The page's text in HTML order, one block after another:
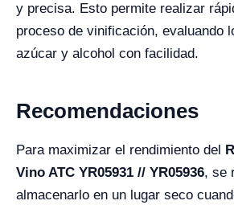
y precisa. Esto permite realizar
proceso de vinificación, evaluando
azúcar y alcohol con facilidad.
Recomendaciones
Para maximizar el rendimiento del
Vino ATC YR05931 // YR05936, se
almacenarlo en un lugar seco